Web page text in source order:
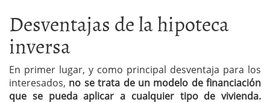
Desventajas de la hipoteca
inversa
En primer lugar, y como principal desventaja para los
interesados, no se trata de un modelo de financiación
que se pueda aplicar a cualquier tipo de vivienda.